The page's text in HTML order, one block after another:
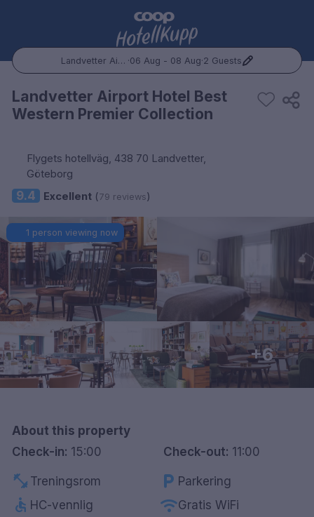
Landvetter Airport Hotel Best Western Premier Collection ·06 Aug - 08 Aug·2 Guests
Popular Destinations:
Hele Norge
Bergen
Trondheim
Hele Sverige
Stockholm
Göteborg
Hele Danmark
Landvetter Airport Hotel Best
Western Premier Collection
Flygets hotellväg, 438 70 Landvetter,
Göteborg
9.4 Excellent(79 reviews)
1 person viewing now
+6
About this property
Check-in: 15:00 Check-out: 11:00
fitness_center Treningsrom local_parking Parkering
accessible HC-vennlig wifiGratis WiFi